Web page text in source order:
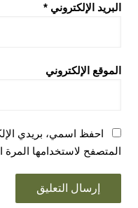
البريد الإلكتروني *
الموقع الإلكتروني
احفظ اسمي، بريدي
المتصفح لاستخدامها المرة